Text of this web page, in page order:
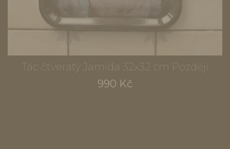
Tác čtveratý Jamida 32x32 cm Později
990 Kč